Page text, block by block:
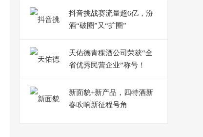
抖音挑战赛流量超6亿，汾
酒“破圈”又“扩圈”
天佑德青稞酒公司荣获“全
省优秀民营企业”称号！
新面貌+新产品，四特酒新
春吹响新征程号角